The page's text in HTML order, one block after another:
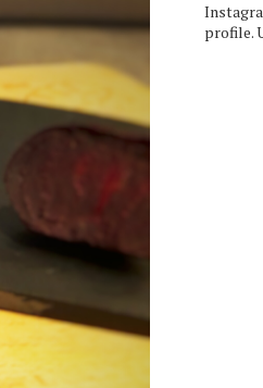
profile.